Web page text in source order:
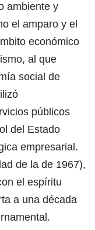
ambiente y
el amparo y el
económico
al que
social de
públicos
del Estado
empresarial.
de la de 1967),
el espíritu
a una década